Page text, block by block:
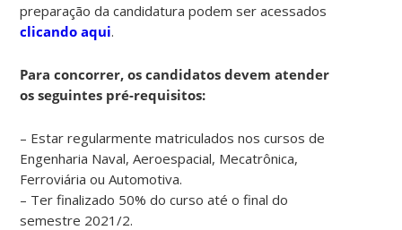
preparação da candidatura podem ser acessados
clicando aqui.
Para concorrer, os candidatos devem atender
os seguintes pré-requisitos:
– Estar regularmente matriculados nos cursos de
Engenharia Naval, Aeroespacial, Mecatrônica,
Ferroviária ou Automotiva.
– Ter finalizado 50% do curso até o final do
semestre 2021/2.